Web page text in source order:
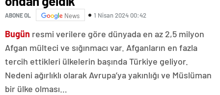
ABONE OL News 1 Nisan 2024 00:42
Bugün resmi verilere göre dünyada en az 2,5 milyon
Afgan mülteci ve sığınmacı var. Afganların en fazla
tercih ettikleri ülkelerin başında Türkiye geliyor.
Nedeni ağırlıklı olarak Avrupa’ya yakınlığı ve Müslüman
bir ülke olması…